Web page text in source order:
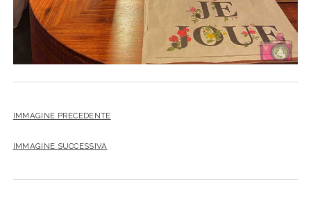
IMMAGINE PRECEDENTE
IMMAGINE SUCCESSIVA